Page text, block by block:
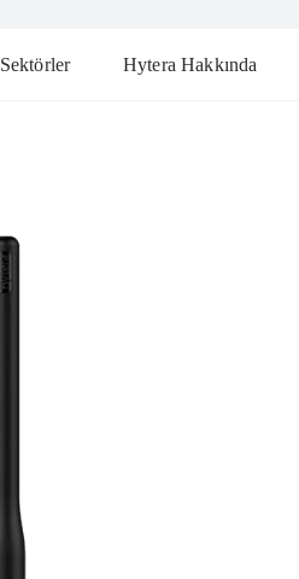
Sektörler Hytera Hakkında